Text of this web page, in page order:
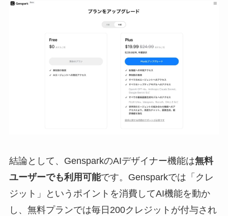
結論として、GensparkのAIデザイナー機能は無料
ユーザーでも利用可能です。Gensparkでは「クレ
ジット」というポイントを消費してAI機能を動か
し、無料プランでは毎日200クレジットが付与され